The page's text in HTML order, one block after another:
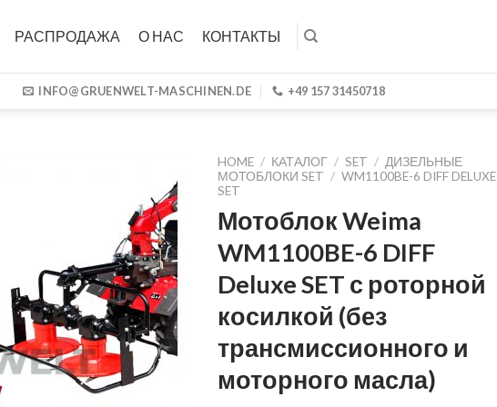
РАСПРОДАЖА О НАС КОНТАКТЫ
INFO@GRUENWELT-MASCHINEN.DE +49 157 31450718
HOME / КАТАЛОГ / SET / ДИЗЕЛЬНЫЕ
МОТОБЛОКИ SET / WM1100BE-6 DIFF DELUXE
SET
Мотоблок Weima
WM1100BE-6 DIFF
Deluxe SET с роторной
косилкой (без
трансмиссионного и
моторного масла)